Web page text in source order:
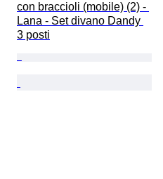
con braccioli (mobile) (2) -
Lana - Set divano Dandy
3 posti